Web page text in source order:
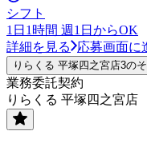
シフト
1日1時間 週1日からOK
詳細を見る
応募画面に
りらくる 平塚四之宮店3の
業務委託契約
りらくる 平塚四之宮店